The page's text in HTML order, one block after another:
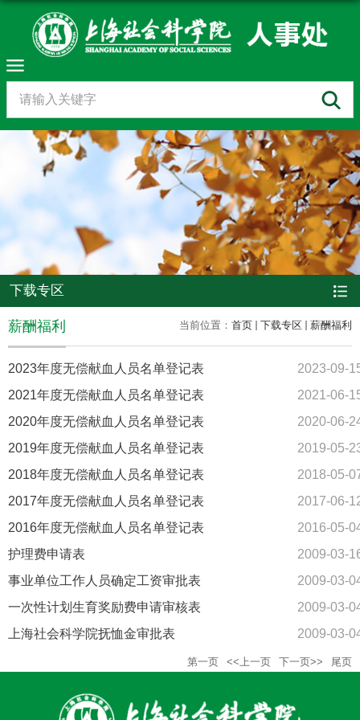
下载专区
当前位置： 首页 下载专区 薪酬福利
薪酬福利
2023年度无偿献血人员名单登记表
2023-09-
2021年度无偿献血人员名单登记表
2021-06-
2020年度无偿献血人员名单登记表
2020-06-
2019年度无偿献血人员名单登记表
2019-05-
2018年度无偿献血人员名单登记表
2018-05-
2017年度无偿献血人员名单登记表
2017-06-
2016年度无偿献血人员名单登记表
2016-05-
护理费申请表
2009-03-
事业单位工作人员确定工资审批表
2009-03-
一次性计划生育奖励费申请审核表
2009-03-
上海社会科学院抚恤金审批表
2009-03-
第一页 <<上一页 下一页>> 尾页